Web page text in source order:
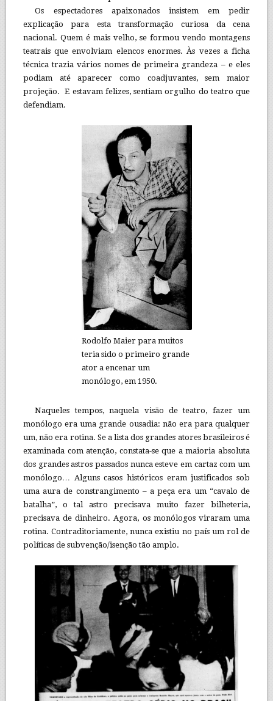
Os espectadores apaixonados insistem em pedir
explicação para esta transformação curiosa da cena
nacional. Quem é mais velho, se formou vendo montagens
teatrais que envolviam elencos enormes. Às vezes a ficha
técnica trazia vários nomes de primeira grandeza – e eles
podiam até aparecer como coadjuvantes, sem maior
projeção. E estavam felizes, sentiam orgulho do teatro que
defendiam.
Rodolfo Maier para muitos
teria sido o primeiro grande
ator a encenar um
monólogo, em 1950.
Naqueles tempos, naquela visão de teatro, fazer um
monólogo era uma grande ousadia: não era para qualquer
um, não era rotina. Se a lista dos grandes atores brasileiros é
examinada com atenção, constata-se que a maioria absoluta
dos grandes astros passados nunca esteve em cartaz com um
monólogo… Alguns casos históricos eram justificados sob
uma aura de constrangimento – a peça era um “cavalo de
batalha”, o tal astro precisava muito fazer bilheteria,
precisava de dinheiro. Agora, os monólogos viraram uma
rotina. Contraditoriamente, nunca existiu no país um rol de
políticas de subvenção/isenção tão amplo.